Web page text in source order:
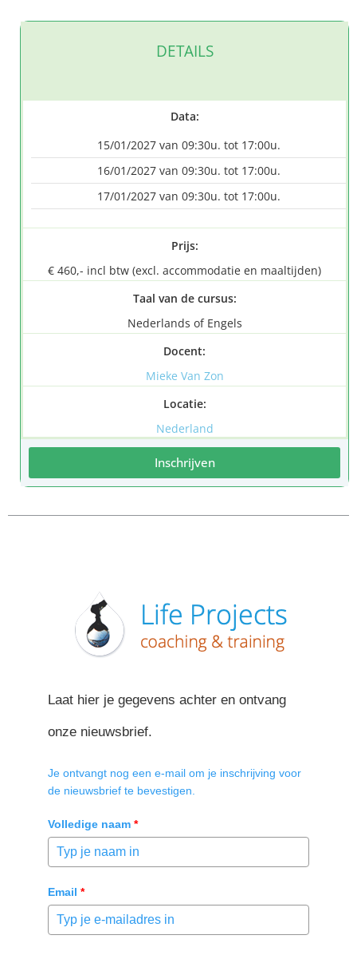
DETAILS
Data:
15/01/2027 van 09:30u. tot 17:00u.
16/01/2027 van 09:30u. tot 17:00u.
17/01/2027 van 09:30u. tot 17:00u.
Prijs:
€ 460,- incl btw (excl. accommodatie en maaltijden)
Taal van de cursus:
Nederlands of Engels
Docent:
Mieke Van Zon
Locatie:
Nederland
Inschrijven
Laat hier je gegevens achter en ontvang
onze nieuwsbrief.
Je ontvangt nog een e-mail om je inschrijving voor
de nieuwsbrief te bevestigen.
Volledige naam *
Email *